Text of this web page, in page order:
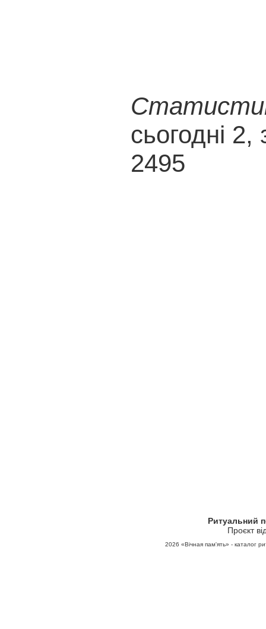
сьогодні 2,
2495
Ритуальний
Проєкт
2026 «Вічная пам'ять» - каталог